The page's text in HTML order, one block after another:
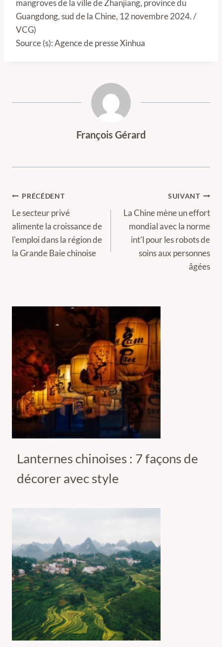
mangroves de la ville de Zhanjiang, province du
Guangdong, sud de la Chine, 12 novembre 2024. /
VCG)
Source (s): Agence de presse Xinhua
François Gérard
Navigation
de
l’article
PRÉCÉDENT
Le secteur privé
alimente la croissance de
l'emploi dans la région de
la Grande Baie chinoise
SUIVANT
La Chine mène un effort
mondial avec la norme
int'l pour les robots de
soins aux personnes
âgées
Lanternes chinoises : 7 façons de
décorer avec style